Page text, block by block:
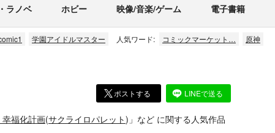
ラノベ ホビー 映像/音楽/ゲーム 電子書籍
学園アイドルマスター 人気ワード: コミックマーケット… 原神
ポストする LINEで送る
福化計画(サクライロパレット)」 など に関する人気作品